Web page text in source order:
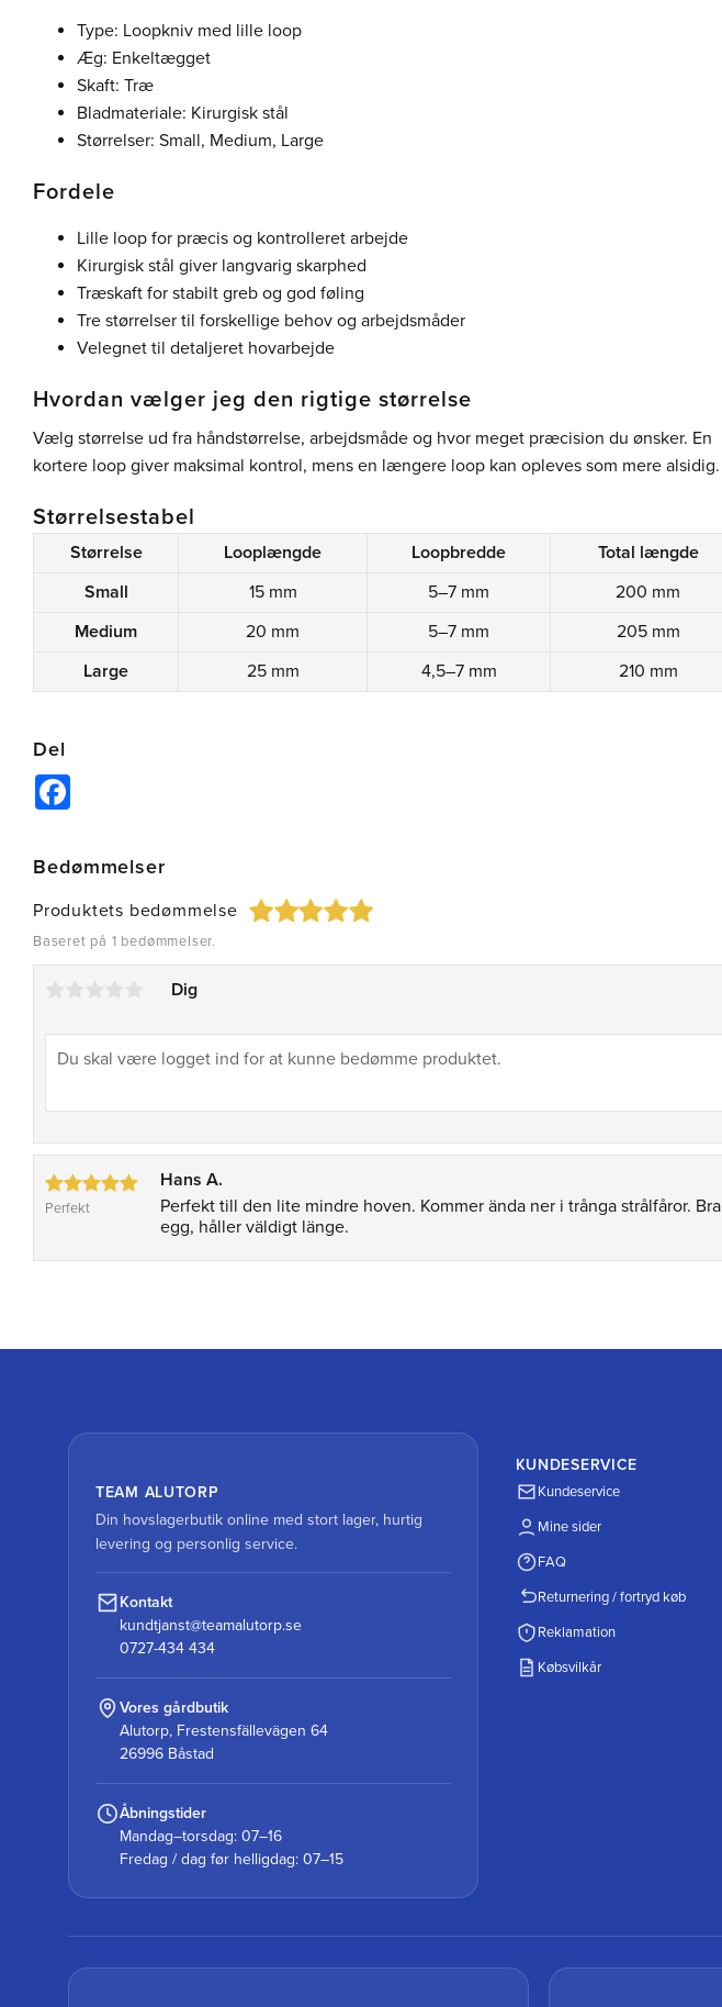
Type: Loopkniv med lille loop
Æg: Enkeltægget
Skaft: Træ
Bladmateriale: Kirurgisk stål
Størrelser: Small, Medium, Large
Fordele
Lille loop for præcis og kontrolleret arbejde
Kirurgisk stål giver langvarig skarphed
Træskaft for stabilt greb og god føling
Tre størrelser til forskellige behov og arbejdsmåder
Velegnet til detaljeret hovarbejde
Hvordan vælger jeg den rigtige størrelse
Vælg størrelse ud fra håndstørrelse, arbejdsmåde og hvor meget præcision du ønsker. En
kortere loop giver maksimal kontrol, mens en længere loop kan opleves som mere alsidig.
Størrelsestabel
Størrelse Looplængde Loopbredde
Total længde
Small
15 mm 5–7 mm
200 mm
Medium
20 mm 5–7 mm
205 mm
Large
25 mm 4,5–7 mm 210 mm
Del
Bedømmelser
Produktets bedømmelse
Baseret på 1 bedømmelser.
Dig
Perfekt
Hans A.
Perfekt till den lite mindre hoven. Kommer ända ner i trånga strålfåror. Bra
egg, håller väldigt länge.
TEAM ALUTORP
Din hovslagerbutik online med stort lager, hurtig
levering og personlig service.
Kontakt
kundtjanst@teamalutorp.se
0727-434 434
Vores gårdbutik
Alutorp, Frestensfällevägen 64
26996 Båstad
Åbningstider
Mandag–torsdag: 07–16
Fredag / dag før helligdag: 07–15
KUNDESERVICE
Kundeservice
Mine sider
FAQ
Returnering / fortryd køb
Reklamation
Købsvilkår